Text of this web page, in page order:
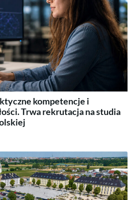
kompetencje i
Trwa rekrutacja na studia